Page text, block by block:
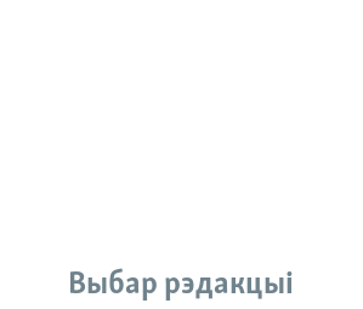
Выбар рэдакцыі